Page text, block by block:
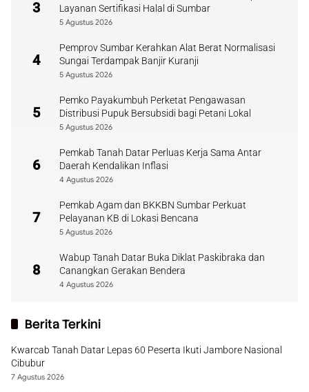
3
Layanan Sertifikasi Halal di Sumbar
5 Agustus 2026
4
Pemprov Sumbar Kerahkan Alat Berat Normalisasi
Sungai Terdampak Banjir Kuranji
5 Agustus 2026
5
Pemko Payakumbuh Perketat Pengawasan
Distribusi Pupuk Bersubsidi bagi Petani Lokal
5 Agustus 2026
6
Pemkab Tanah Datar Perluas Kerja Sama Antar
Daerah Kendalikan Inflasi
4 Agustus 2026
7
Pemkab Agam dan BKKBN Sumbar Perkuat
Pelayanan KB di Lokasi Bencana
5 Agustus 2026
8
Wabup Tanah Datar Buka Diklat Paskibraka dan
Canangkan Gerakan Bendera
4 Agustus 2026
Berita Terkini
Kwarcab Tanah Datar Lepas 60 Peserta Ikuti Jambore Nasional
Cibubur
7 Agustus 2026